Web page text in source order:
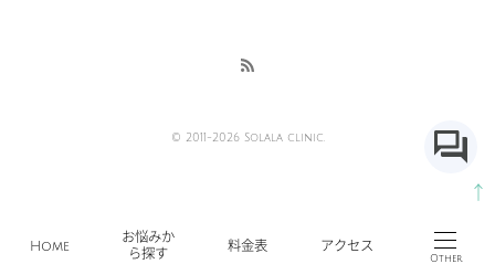
Home
お悩みか
ら探す
料金表 アクセス
Other
傷跡の治療・修正
© 2011-2026 Solala clinic.
↑